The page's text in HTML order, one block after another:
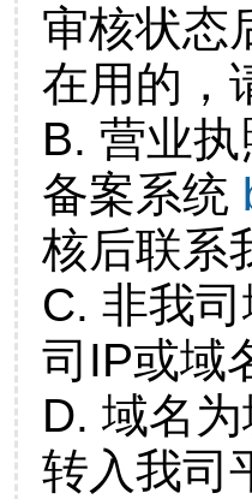
审核状态
在用的，
B. 营业
备案系统
核后联系
C. 非我
司IP或域
D. 域名
转入我司